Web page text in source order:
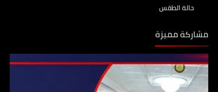
حالة الطقس
مشاركة مميزة